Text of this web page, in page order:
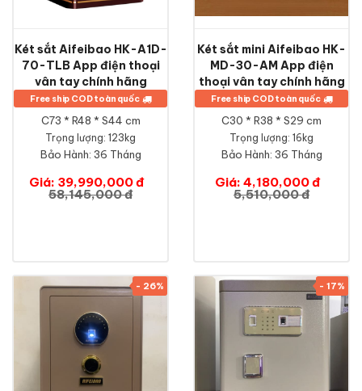
Két sắt Aifeibao HK-A1D-
70-TLB App điện thoại
vân tay chính hãng
Free ship COD toàn quốc
C73 * R48 * S44 cm
Trọng lượng: 123kg
Bảo Hành: 36 Tháng
Giá: 39,990,000 đ
58,145,000 đ
Két sắt mini Aifeibao HK-
MD-30-AM App điện
thoại vân tay chính hãng
Free ship COD toàn quốc
C30 * R38 * S29 cm
Trọng lượng: 16kg
Bảo Hành: 36 Tháng
Giá: 4,180,000 đ
5,510,000 đ
- 26% - 17%